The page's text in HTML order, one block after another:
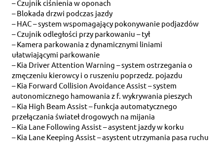
– Czujnik ciśnienia w oponach
– Blokada drzwi podczas jazdy
– HAC – system wspomagający pokonywanie podjazdów
– Czujnik odległości przy parkowaniu – tył
– Kamera parkowania z dynamicznymi liniami
ułatwiającymi parkowanie
– Kia Driver Attention Warning – system ostrzegania o
zmęczeniu kierowcy i o ruszeniu poprzedz. pojazdu
– Kia Forward Collision Avoidance Assist – system
autonomicznego hamowania z f. wykrywania pieszych
– Kia High Beam Assist – funkcja automatycznego
przełączania świateł drogowych na mijania
– Kia Lane Following Assist – asystent jazdy w korku
– Kia Lane Keeping Assist – asystent utrzymania pasa ruchu